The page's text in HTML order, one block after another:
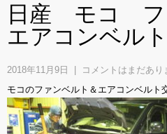
日産 モコ フ
エアコンベル
2018年11月9日
コメントはまだあり
モコのファンベルト＆エアコンベルト